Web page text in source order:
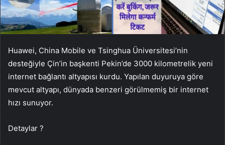
Huawei, China Mobile ve Tsinghua Üniversitesi’nin
desteğiyle Çin’in başkenti Pekin’de 3000 kilometrelik yeni
internet bağlantı altyapısı kurdu. Yapılan duyuruya göre
mevcut altyapı, dünyada benzeri görülmemiş bir internet
hızı sunuyor.
Detaylar ?